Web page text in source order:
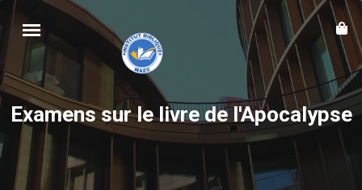
Examens sur le livre de l'Apocalypse